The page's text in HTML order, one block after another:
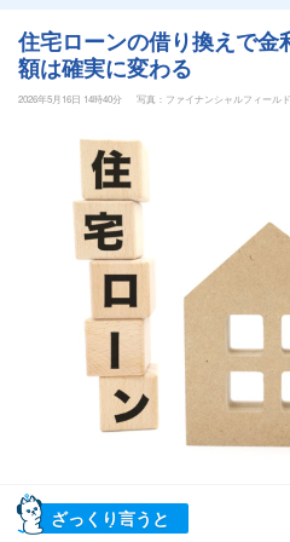
住宅ローンの借り換えで金
額は確実に変わる
2026年5月16日 14時40分
写真：ファイナンシャルフィールド
ざっくり言うと